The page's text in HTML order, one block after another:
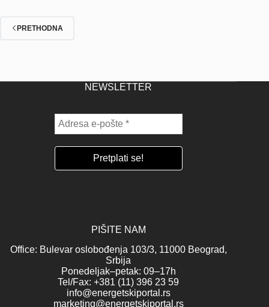
PRETHODNA
NEWSLETTER
PIŠITE NAM
Office: Bulevar oslobođenja 103/3, 11000 Beograd,
Srbija
Ponedeljak–petak: 09–17h
Tel/Fax: +381 (11) 396 23 59
info@energetskiportal.rs
marketing@energetskiportal.rs